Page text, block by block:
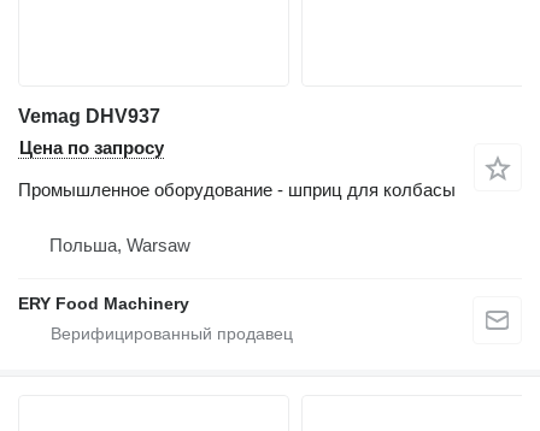
Vemag DHV937
Цена по запросу
Промышленное оборудование - шприц для колбасы
Польша, Warsaw
ERY Food Machinery